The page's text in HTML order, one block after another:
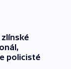
policisté